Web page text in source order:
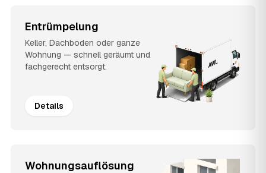
Entrümpelung
Keller, Dachboden oder ganze
Wohnung — schnell geräumt und
fachgerecht entsorgt.
Details
Wohnungsauflösung